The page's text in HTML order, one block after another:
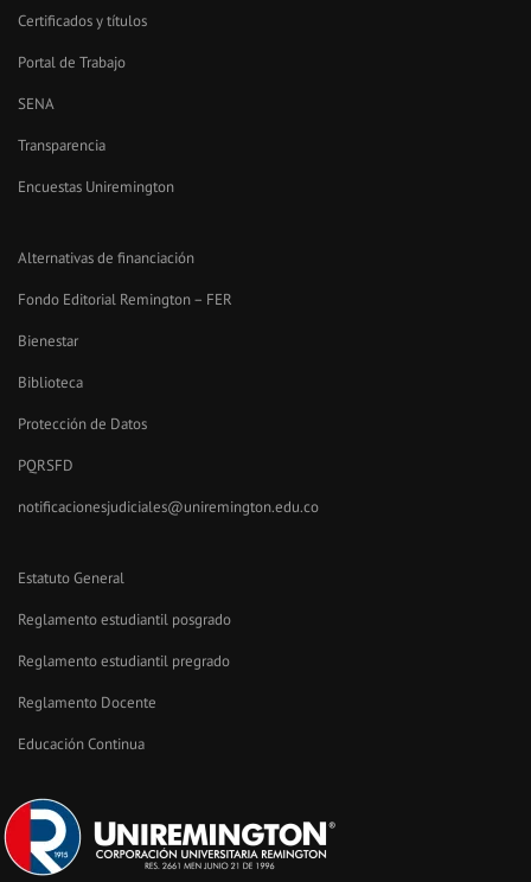
Certificados y títulos
Portal de Trabajo
SENA
Transparencia
Encuestas Uniremington
Alternativas de financiación
Fondo Editorial Remington – FER
Bienestar
Biblioteca
Protección de Datos
PQRSFD
notificacionesjudiciales@uniremington.edu.co
Estatuto General
Reglamento estudiantil posgrado
Reglamento estudiantil pregrado
Reglamento Docente
Educación Continua